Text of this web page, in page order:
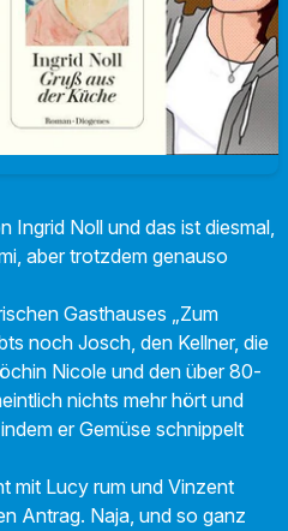
Ingrid Noll und das ist diesmal,
aber trotzdem genauso
Gasthauses „Zum
noch Josch, den Kellner, die
Nicole und den über 80-
nichts mehr hört und
er Gemüse schnippelt
mit Lucy rum und Vinzent
Antrag. Naja, und so ganz